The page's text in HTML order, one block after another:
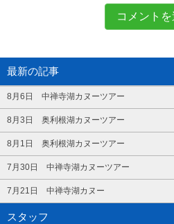
最新の記事
8月6日 中禅寺湖カヌーツアー
8月3日 奥利根湖カヌーツアー
8月1日 奥利根湖カヌーツアー
7月30日 中禅寺湖カヌーツアー
7月21日 中禅寺湖カヌー
スタッフ